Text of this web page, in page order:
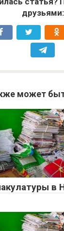
друзьями:
может
в